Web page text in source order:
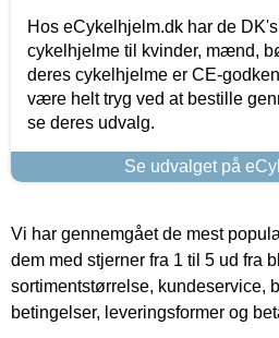
Hos eCykelhjelm.dk har de
cykelhjelme til kvinder, mænd,
deres cykelhjelme er CE-
være helt tryg ved at bestille
se deres udvalg.
Se udvalget på
Vi har gennemgået de mest
dem med stjerner fra 1 til 5 ud fra
sortimentstørrelse, kundeservice,
betingelser, leveringsformer og